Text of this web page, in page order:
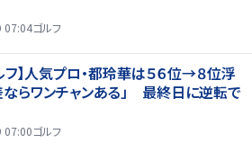
07:04ゴルフ
フ】人気プロ・都玲華は５６位→８位浮
ならワンチャンある」 最終日に逆転で
07:00ゴルフ